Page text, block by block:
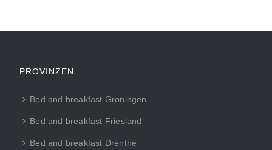
PROVINZEN
Bed and breakfast Groningen
Bed and breakfast Friesland
Bed and breakfast Drenthe